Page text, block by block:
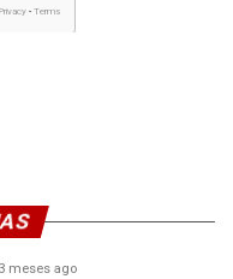
3 meses ago